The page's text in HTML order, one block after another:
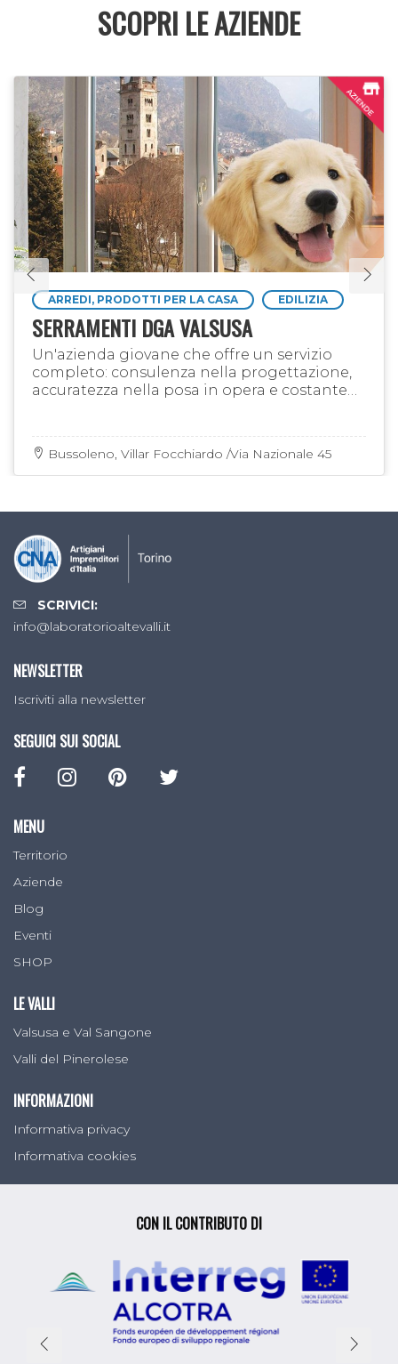
SCOPRI LE AZIENDE
ARREDI, PRODOTTI PER LA CASA EDILIZIA
SERRAMENTI DGA VALSUSA
Un'azienda giovane che offre un servizio
completo: consulenza nella progettazione,
accuratezza nella posa in opera e costante
Bussoleno, Villar Focchiardo /Via Nazionale 45
SCRIVICI:
info@laboratorioaltevalli.it
NEWSLETTER
Iscriviti alla newsletter
SEGUICI SUI SOCIAL
MENU
Territorio
Aziende
Blog
Eventi
SHOP
LE VALLI
Valsusa e Val Sangone
Valli del Pinerolese
INFORMAZIONI
Informativa privacy
Informativa cookies
CON IL CONTRIBUTO DI